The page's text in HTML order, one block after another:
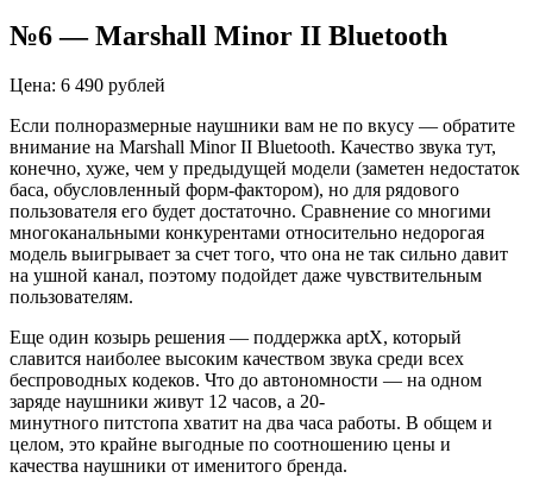
№6 —Marshall Minor II Bluetooth
Цена: 6 490 рублей
Если полноразмерные наушники вам не по вкусу — обратите
внимание на Marshall MinorII Bluetooth. Качество звука тут,
конечно, хуже, чем у предыдущей модели (заметен недостаток
баса, обусловленный форм-фактором), но для рядового
пользователя его будет достаточно. Сравнение со многими
многоканальными конкурентами относительно недорогая
модель выигрывает за счет того, что она не так сильно давит
на ушной канал, поэтому подойдет даже чувствительным
пользователям.
Еще один козырь решения — поддержка aptX, который
славится наиболее высоким качеством звука среди всех
беспроводных кодеков. Что до автономности — на одном
заряде наушники живут 12 часов, а 20-
минутного питстопа хватит на два часа работы. В общем и
целом, это крайне выгодные по соотношению цены и
качества наушники от именитого бренда.